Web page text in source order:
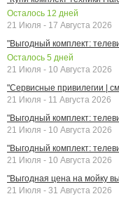
Осталось 12 дней
21 Июля - 17 Августа 2026
"Выгодный комплект:
Осталось 5 дней
21 Июля - 10 Августа 2026
"Сервисные привилегии |
21 Июля - 11 Августа 2026
"Выгодный комплект:
21 Июля - 10 Августа 2026
"Выгодный комплект:
21 Июля - 10 Августа 2026
"Выгодная цена на мойку
21 Июля - 31 Августа 2026